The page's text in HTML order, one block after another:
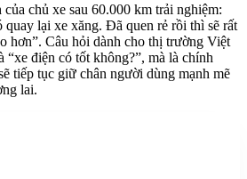
chủ xe sau 60.000 km trải nghiệm:
lại xe xăng. Đã quen rẻ rồi thì sẽ rất
hơn”. Câu hỏi dành cho thị trường Việt
“xe điện có tốt không?”, mà là chính
tiếp tục giữ chân người dùng mạnh mẽ
lai.